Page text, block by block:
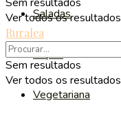
Saladas
Sopas
Vegetariana
Ver todos os resultados
Ruralea
Sem resultados
Ver todos os resultados